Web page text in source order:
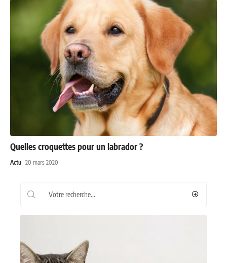
Quelles croquettes pour un labrador ?
Actu 20 mars 2020